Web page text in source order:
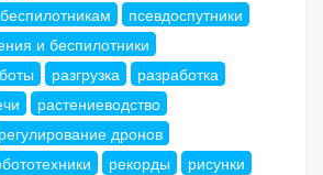
псевдоспутники
и беспилотники
разгрузка
разработка
растениеводство
регулирование дронов
рекорды
рисунки